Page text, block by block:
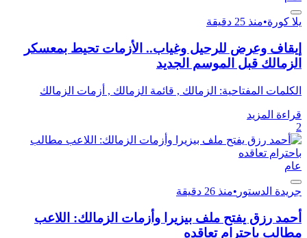
يلا كورة•منذ 25 دقيقة
إيقاف وعرض للرحيل وغياب.. الأزمات تحيط بمعسكر
الزمالك قبل الموسم الجديد
الكلمات المفتاحية: الزمالك , قائمة الزمالك , أزمات الزمالك
قراءة المزيد
2
عام
جريدة الدستور •منذ 26 دقيقة
أحمد رزق يفتح ملف بيزيرا وأزمات الزمالك: اللاعب
مطالب باحترام تعاقده